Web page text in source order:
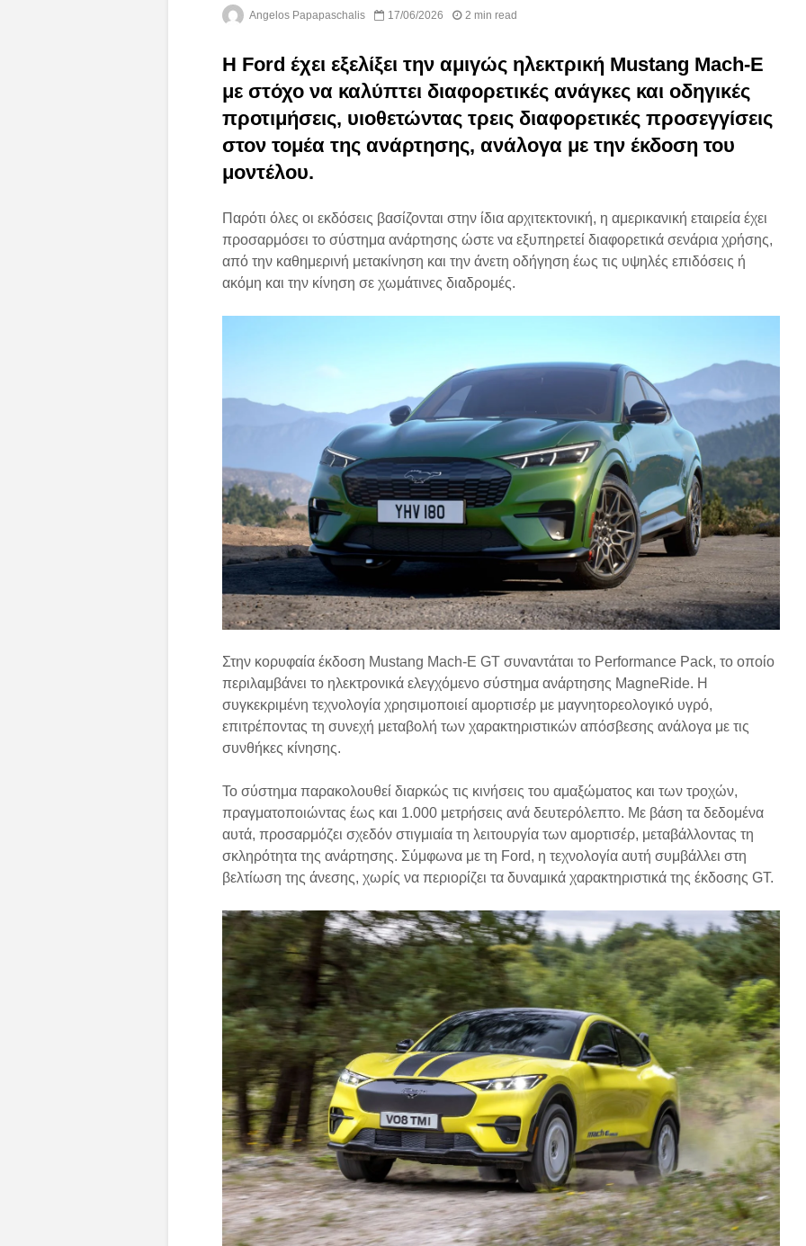
Angelos Papapaschalis 17/06/2026 2 min read
Η Ford έχει εξελίξει την αμιγώς ηλεκτρική Mustang Mach-E
με στόχο να καλύπτει διαφορετικές ανάγκες και οδηγικές
προτιμήσεις, υιοθετώντας τρεις διαφορετικές προσεγγίσεις
στον τομέα της ανάρτησης, ανάλογα με την έκδοση του
μοντέλου.
Παρότι όλες οι εκδόσεις βασίζονται στην ίδια αρχιτεκτονική, η αμερικανική εταιρεία έχει
προσαρμόσει το σύστημα ανάρτησης ώστε να εξυπηρετεί διαφορετικά σενάρια χρήσης,
από την καθημερινή μετακίνηση και την άνετη οδήγηση έως τις υψηλές επιδόσεις ή
ακόμη και την κίνηση σε χωμάτινες διαδρομές.
Στην κορυφαία έκδοση Mustang Mach-E GT συναντάται το Performance Pack, το οποίο
περιλαμβάνει το ηλεκτρονικά ελεγχόμενο σύστημα ανάρτησης MagneRide. Η
συγκεκριμένη τεχνολογία χρησιμοποιεί αμορτισέρ με μαγνητορεολογικό υγρό,
επιτρέποντας τη συνεχή μεταβολή των χαρακτηριστικών απόσβεσης ανάλογα με τις
συνθήκες κίνησης.
Το σύστημα παρακολουθεί διαρκώς τις κινήσεις του αμαξώματος και των τροχών,
πραγματοποιώντας έως και 1.000 μετρήσεις ανά δευτερόλεπτο. Με βάση τα δεδομένα
αυτά, προσαρμόζει σχεδόν στιγμιαία τη λειτουργία των αμορτισέρ, μεταβάλλοντας τη
σκληρότητα της ανάρτησης. Σύμφωνα με τη Ford, η τεχνολογία αυτή συμβάλλει στη
βελτίωση της άνεσης, χωρίς να περιορίζει τα δυναμικά χαρακτηριστικά της έκδοσης GT.